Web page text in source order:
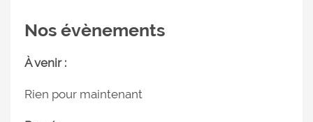
Nos évènements
À venir :
Rien pour maintenant